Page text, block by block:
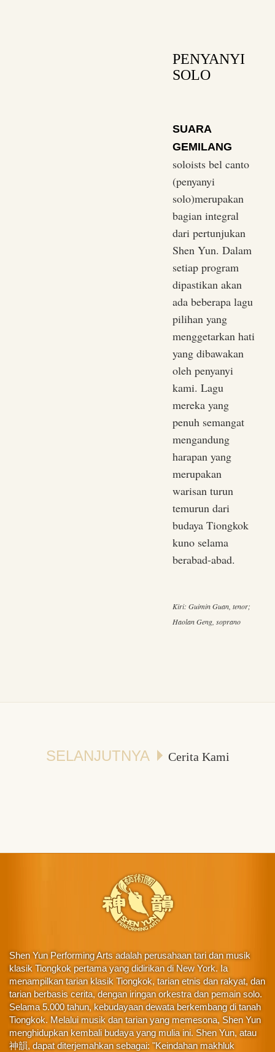
PENYANYI
SOLO
SUARA
GEMILANG
soloists bel canto
(penyanyi
solo)merupakan
bagian integral
dari pertunjukan
Shen Yun. Dalam
setiap program
dipastikan akan
ada beberapa lagu
pilihan yang
menggetarkan hati
yang dibawakan
oleh penyanyi
kami. Lagu
mereka yang
penuh semangat
mengandung
harapan yang
merupakan
warisan turun
temurun dari
budaya Tiongkok
kuno selama
berabad-abad.
Kiri: Guimin Guan, tenor;
Haolan Geng, soprano
SELANJUTNYA Cerita Kami
Shen Yun Performing Arts adalah perusahaan tari dan musik
klasik Tiongkok pertama yang didirikan di New York. Ia
menampilkan tarian klasik Tiongkok, tarian etnis dan rakyat, dan
tarian berbasis cerita, dengan iringan orkestra dan pemain solo.
Selama 5.000 tahun, kebudayaan dewata berkembang di tanah
Tiongkok. Melalui musik dan tarian yang memesona, Shen Yun
menghidupkan kembali budaya yang mulia ini. Shen Yun, atau
神韻, dapat diterjemahkan sebagai: "Keindahan makhluk